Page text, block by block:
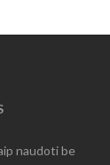
naudoti be